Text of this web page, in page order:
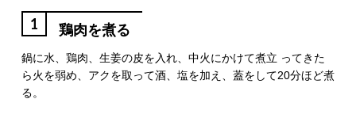
1 鶏肉を煮る
鍋に水、鶏肉、生姜の皮を入れ、中火にかけて煮立 ってきた
ら火を弱め、アクを取って酒、塩を加え、蓋をして20分ほど煮
る。